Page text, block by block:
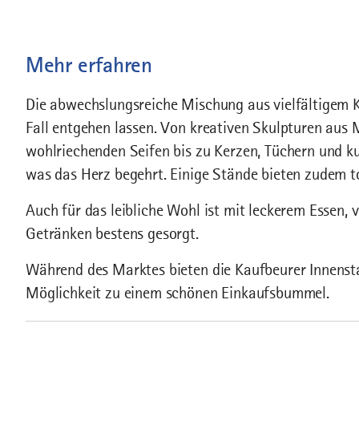
Mehr erfahren
Die abwechslungsreiche Mischung aus vielfältigem
Fall entgehen lassen. Von kreativen Skulpturen
wohlriechenden Seifen bis zu Kerzen, Tüchern und
was das Herz begehrt. Einige Stände bieten
Auch für das leibliche Wohl ist mit leckerem Essen,
Getränken bestens gesorgt.
Während des Marktes bieten die Kaufbeurer
Möglichkeit zu einem schönen Einkaufsbummel.